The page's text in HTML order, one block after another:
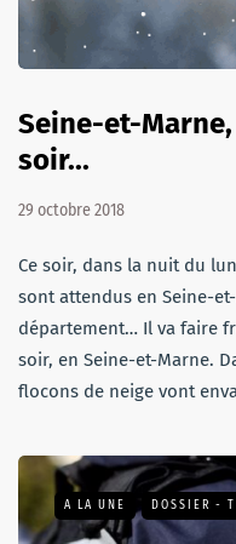
Seine-et-
soir...
29 octobre 2018
Ce soir, dans la nuit du
sont attendus en Seine-
département… Il va faire
soir, en Seine-et-Marne.
flocons de neige vont
A LA UNE DOSSIER -